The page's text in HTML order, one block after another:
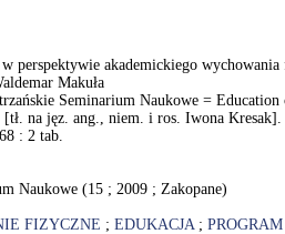
perspektywie akademickiego
Makuła
Seminarium Naukowe =
na jęz. ang., niem. i ros. Iwona
: 2 tab.
Naukowe (15 ; 2009 ; Zakopane)
FIZYCZNE ; EDUKACJA;